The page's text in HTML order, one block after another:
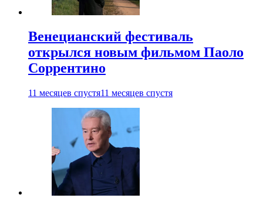
Венецианский фестиваль
открылся новым фильмом Паоло
Соррентино
11 месяцев спустя11 месяцев спустя